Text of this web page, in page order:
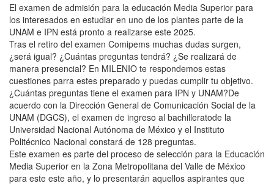
El examen de admisión para la educación Media Superior para
los interesados en estudiar en uno de los plantes parte de la
UNAM e IPN está pronto a realizarse este 2025.
Tras el retiro del examen Comipems muchas dudas surgen,
¿será igual? ¿Cuántas preguntas tendrá? ¿Se realizará de
manera presencial? En MILENIO te respondemos estas
cuestiones parra estes preparado y puedas cumplir tu objetivo.
¿Cuántas preguntas tiene el examen para IPN y UNAM?De
acuerdo con la Dirección General de Comunicación Social de la
UNAM (DGCS), el examen de ingreso al bachilleratode la
Universidad Nacional Autónoma de México y el Instituto
Politécnico Nacional constará de 128 preguntas.
Este examen es parte del proceso de selección para la Educación
Media Superior en la Zona Metropolitana del Valle de México
para este este año, y lo presentarán aquellos aspirantes que